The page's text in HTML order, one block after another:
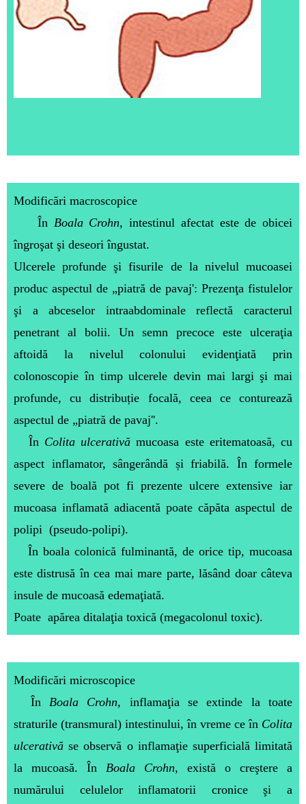
Modificări macroscopice
În Boala Crohn,intestinul afectat este de obicei
îngroşat şi deseori îngustat.
Ulcerele profunde şi fisurile de la nivelul mucoasei
produc aspectul de „piatră de pavaj': Prezenţa fistulelor
şi a abceselor intraabdominale reflectă caracterul
penetrant al bolii. Un semn precoce este ulceraţia
aftoidă la nivelul colonului evidenţiată prin
colonoscopie în timp ulcerele devin mai largi şi mai
profunde, cu distribuție focală, ceea ce conturează
aspectul de „piatră de pavaj''.
În Colita ulcerativămucoasa este eritematoasă, cu
aspect inflamator, sângerândă și friabilă. În formele
severe de boală pot fi prezente ulcere extensive iar
mucoasa inflamată adiacentă poate căpăta aspectul de
polipi (pseudo-polipi).
În boala colonică fulminantă, de orice tip, mucoasa
este distrusă în cea mai mare parte, lăsând doar câteva
insule de mucoasă edemaţiată.
Poate apărea ditalaţia toxică (megacolonul toxic).
Modificări microscopice
În Boala Crohn, inflamaţia se extinde la toate
straturile (transmural) intestinului, în vreme ce în Colita
ulcerativă se observă o inflamaţie superficială limitată
la mucoasă. În Boala Crohn, există o creştere a
numărului celulelor inflamatorii cronice şi a